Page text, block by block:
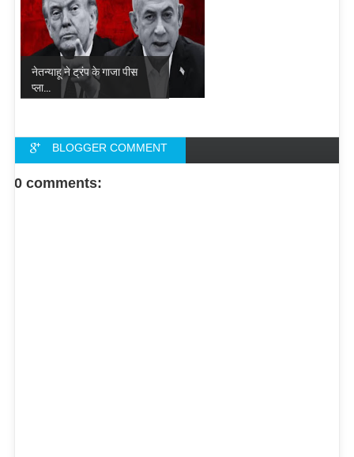
नेतन्याहू ने ट्रंप के गाजा पीस
प्ला...
BLOGGER COMMENT
FACEBOOK COMMENT
0 comments: